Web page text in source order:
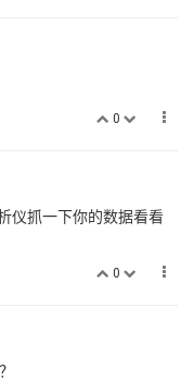
0
仪抓一下你的数据看看
0